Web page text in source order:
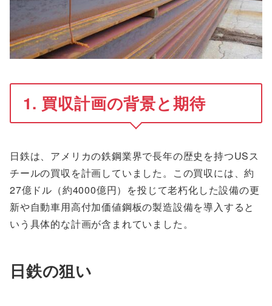
1. 買収計画の背景と期待
日鉄は、アメリカの鉄鋼業界で長年の歴史を持つUSス
チールの買収を計画していました。この買収には、約
27億ドル（約4000億円）を投じて老朽化した設備の更
新や自動車用高付加価値鋼板の製造設備を導入すると
いう具体的な計画が含まれていました。
日鉄の狙い